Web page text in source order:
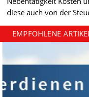
diese auch von der
EMPFOHLENE